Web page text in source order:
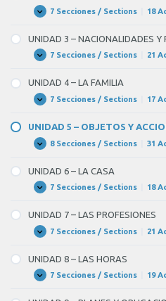
Expandir
UNIDAD
–
SALUDOS
7 Secciones / Sections 18
UNIDAD 3 – NACIONALIDADES Y
Expandir
UNIDAD
–
NACIONALIDADES
Y
PAÍSES
7 Secciones / Sections 21
UNIDAD 4 – LA FAMILIA
Expandir
UNIDAD
–
LA
FAMILIA
7 Secciones / Sections 17
UNIDAD 5 – OBJETOS Y
Expandir
UNIDAD
–
OBJETOS
Y
ACCIONES
8 Secciones / Sections 31
UNIDAD 6 – LA CASA
Expandir
UNIDAD
–
LA
CASA
7 Secciones / Sections 18
UNIDAD 7 – LAS PROFESIONES
Expandir
UNIDAD
–
LAS
PROFESIONES
7 Secciones / Sections 21
UNIDAD 8 – LAS HORAS
Expandir
UNIDAD
–
7 Secciones / Sections 19